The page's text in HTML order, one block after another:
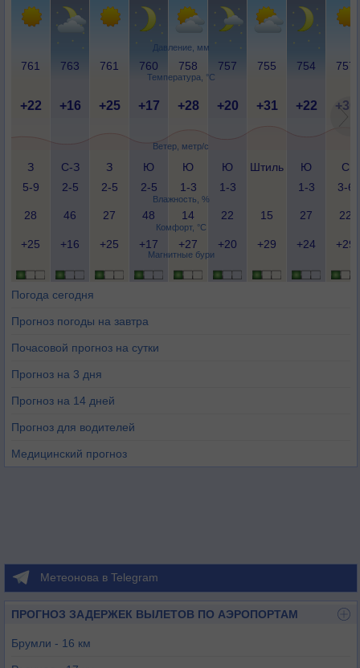
Давление, мм
Температура, °C
Ветер, метр/с
Влажность, %
Комфорт, °C
Магнитные бури
761 763 761 760 758 757 755 754 757
+22 +16 +25 +17 +28 +20 +31 +22 +30
З
5-9
С-З
2-5
З
2-5
Ю
2-5
Ю
1-3
Ю
1-3
Штиль
Ю
1-3
С
3-6
28 46 27 48 14 22 15 27 22
+25 +16 +25 +17 +27 +20 +29 +24 +29
Погода сегодня
Прогноз погоды на завтра
Почасовой прогноз на сутки
Прогноз на 3 дня
Прогноз на 14 дней
Прогноз для водителей
Медицинский прогноз
Метеонова в Telegram
ПРОГНОЗ ЗАДЕРЖЕК ВЫЛЕТОВ ПО АЭРОПОРТАМ
Брумли - 16 км